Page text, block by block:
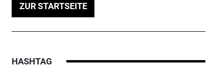
ZUR STARTSEITE
HASHTAG